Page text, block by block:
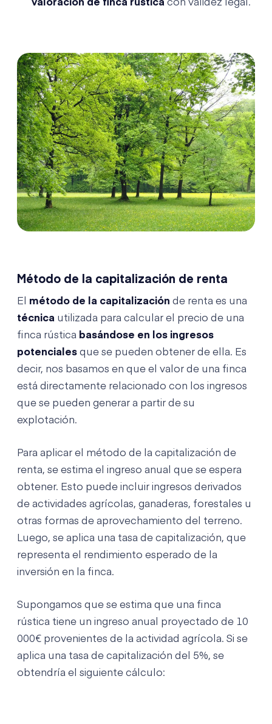
valoración de finca rústica con validez legal.
Método de la capitalización de renta
El método de la capitalización de renta es una
técnica utilizada para calcular el precio de una
finca rústica basándose en los ingresos
potenciales que se pueden obtener de ella. Es
decir, nos basamos en que el valor de una finca
está directamente relacionado con los ingresos
que se pueden generar a partir de su
explotación.
Para aplicar el método de la capitalización de
renta, se estima el ingreso anual que se espera
obtener. Esto puede incluir ingresos derivados
de actividades agrícolas, ganaderas, forestales u
otras formas de aprovechamiento del terreno.
Luego, se aplica una tasa de capitalización, que
representa el rendimiento esperado de la
inversión en la finca.
Supongamos que se estima que una finca
rústica tiene un ingreso anual proyectado de 10
000€ provenientes de la actividad agrícola. Si se
aplica una tasa de capitalización del 5%, se
obtendría el siguiente cálculo: